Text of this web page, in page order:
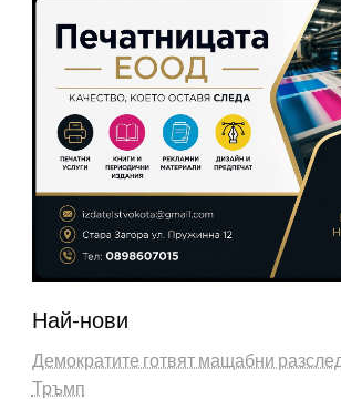
Най-нови
Демократите готвят мащабни
Тръмп